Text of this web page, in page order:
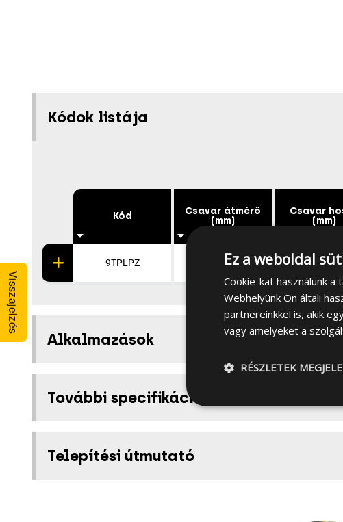
Kódok listája
Kód
9TPLPZ
Csavar átmérő
(mm)
3.7
Csavar
(mm)
50
Alkalmazások
További specifikációk
Telepítési útmutató
Visszajelzés
Ez a weboldal
Cookie-kat használunk
Webhelyünk Ön általi
partnereinkkel is, akik
vagy amelyeket a
RÉSZLETEK